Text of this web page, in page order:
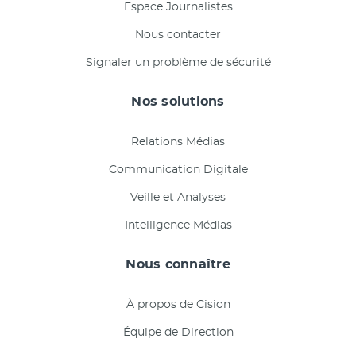
Espace Journalistes
Nous contacter
Signaler un problème de sécurité
Nos solutions
Relations Médias
Communication Digitale
Veille et Analyses
Intelligence Médias
Nous connaître
À propos de Cision
Équipe de Direction